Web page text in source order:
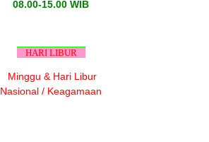
08.00-15.00 WIB
HARI LIBUR
Minggu & Hari Libur
Nasional / Keagamaan